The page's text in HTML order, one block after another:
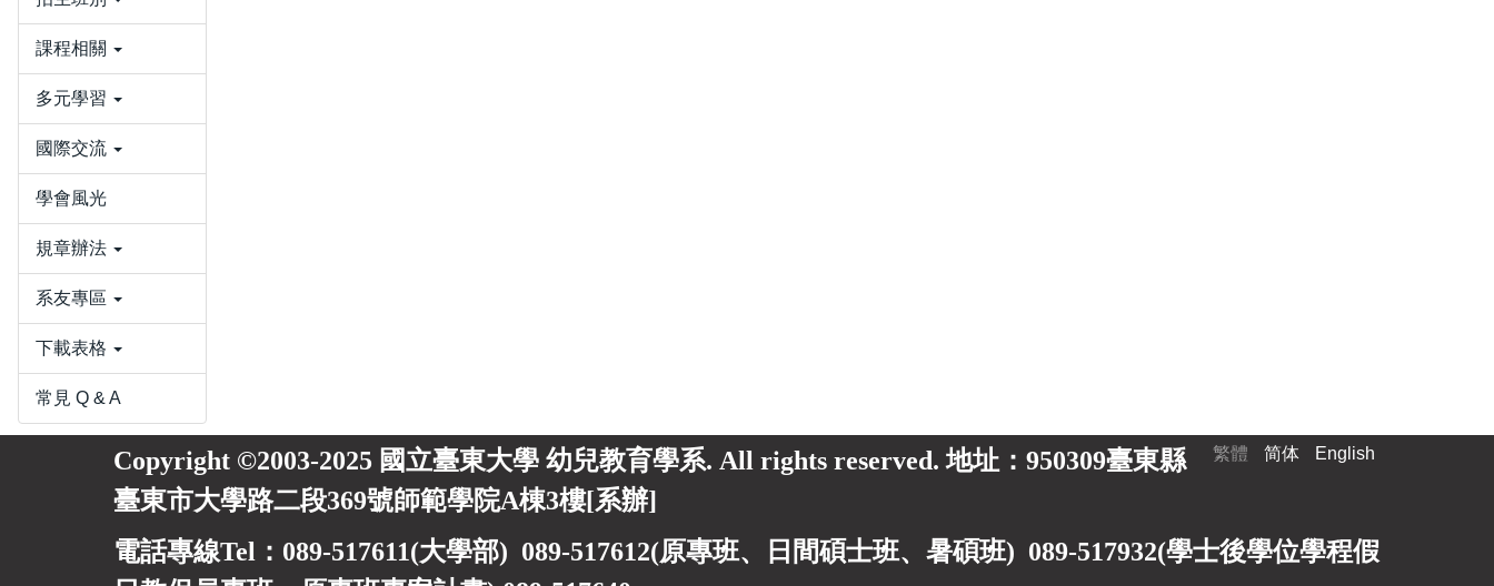
課程相關
多元學習
國際交流
學會風光
規章辦法
系友專區
下載表格
常見 Q & A
繁體 简体 English
Copyright ©2003-2025 國立臺東大學 幼兒教育學系. All rights reserved. 地址：950309臺東縣
臺東市大學路二段369號師範學院A棟3樓[系辦]
電話專線Tel：089-517611(大學部) 089-517612(原專班、日間碩士班、暑碩班) 089-517932(學士後學位學程假